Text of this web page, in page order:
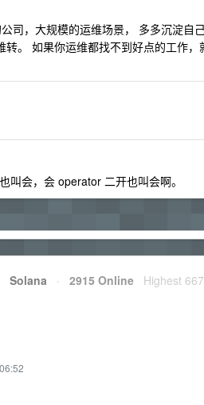
司，大规模的运维场景， 多多沉淀自
。 如果你运维都找不到好点的工作
叫会，会 operator 二开也叫会啊。
Solana · 2915 Online Highest